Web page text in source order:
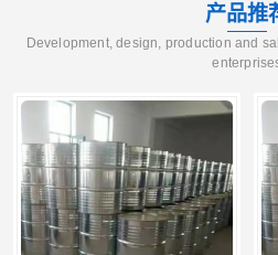
产品推
Development, design, production and